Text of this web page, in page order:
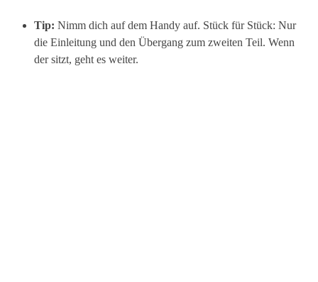
Tip: Nimm dich auf dem Handy auf. Stück für Stück: Nur
die Einleitung und den Übergang zum zweiten Teil. Wenn
der sitzt, geht es weiter.